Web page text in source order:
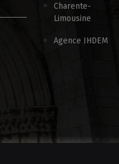
Charente-
Limousine
Agence IHDEM